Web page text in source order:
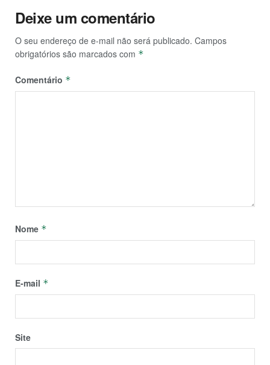
Deixe um comentário
O seu endereço de e-mail não será publicado. Campos
obrigatórios são marcados com *
Comentário *
Nome *
E-mail *
Site